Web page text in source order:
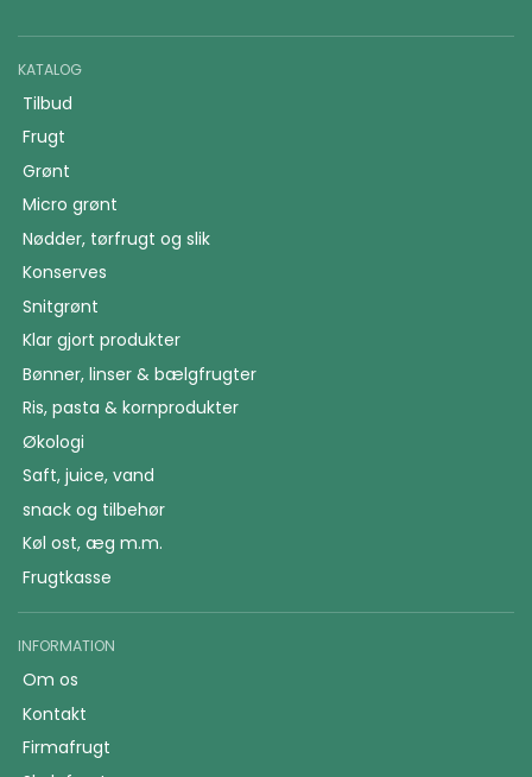
KATALOG
Tilbud
Frugt
Grønt
Micro grønt
Nødder, tørfrugt og slik
Konserves
Snitgrønt
Klar gjort produkter
Bønner, linser & bælgfrugter
Ris, pasta & kornprodukter
Økologi
Saft, juice, vand
snack og tilbehør
Køl ost, æg m.m.
Frugtkasse
INFORMATION
Om os
Kontakt
Firmafrugt